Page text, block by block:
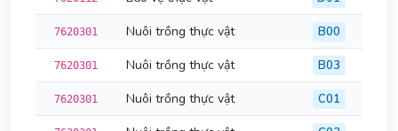
7620301 Nuôi trồng thực vật B00
7620301 Nuôi trồng thực vật B03
7620301 Nuôi trồng thực vật C01